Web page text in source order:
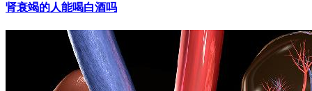
肾衰竭的人能喝白酒吗